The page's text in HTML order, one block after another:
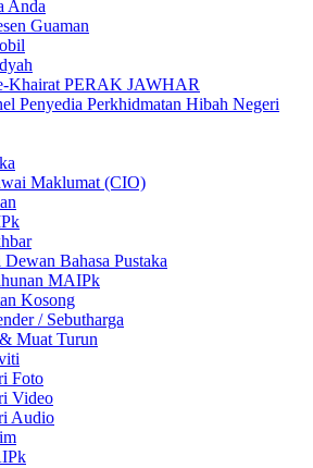
Anda
Guaman
Khairat PERAK JAWHAR
Penyedia Perkhidmatan Hibah Negeri
Maklumat (CIO)
Bahasa Pustaka
MAIPk
Kosong
/ Sebutharga
Muat Turun
Foto
Video
Audio